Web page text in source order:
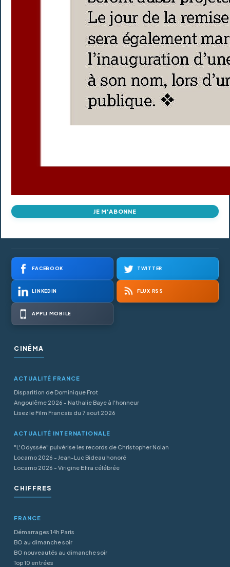
JE M'ABONNE
FACEBOOK TWITTER
LINKEDIN FLUX RSS
APPLI MOBILE
CINÉMA
ACTUALITÉ FRANCE
Disparition de Dominique Frot
Angoulême 2026 - Nathalie Baye à l'honneur
Lisez le Film Francais du 7 aout 2026
ACTUALITÉ INTERNATIONALE
"L'Odyssée" pulvérise les records de Christopher Nolan
Locarno 2026 - Jean-Luc Bideau honoré
Locarno 2026 - Virigine Efira célébrée
CHIFFRES
FRANCE
Démarrages 14h Paris
BO au dimanche soir
BO nouveautés au dimanche soir
Top 10 entrées